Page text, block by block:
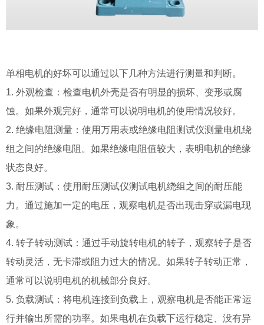
单相电机的好坏可以通过以下几种方法进行测量和判断。
1. 外观检查：检查电机外壳是否有明显的损坏、变形或腐
蚀。如果外观完好，通常可以说明电机的使用情况较好。
2. 绝缘电阻测量：使用万用表或绝缘电阻测试仪测量电机绕
组之间的绝缘电阻。如果绝缘电阻值较大，表明电机的绝缘
状态良好。
3. 耐压测试：使用耐压测试仪测试电机绕组之间的耐压能
力。通过施加一定的电压，观察电机是否出现击穿或漏电现
象。
4. 转子转动测试：通过手动旋转电机的转子，观察转子是否
转动灵活，无卡滞或阻力过大的情况。如果转子转动正常，
通常可以说明电机的机械部分良好。
5. 负载测试：将电机连接到负载上，观察电机是否能正常运
行并输出所需的功率。如果电机在负载下运行稳定、没有异